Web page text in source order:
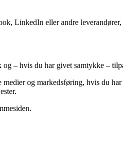
LinkedIn eller andre
– hvis du har givet samtykke –
og markedsføring, hvis du